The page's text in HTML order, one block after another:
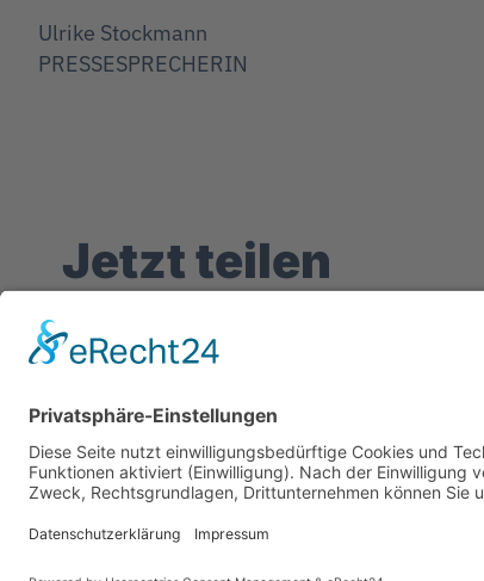
Ulrike Stockmann
PRESSESPRECHERIN
Jetzt teilen